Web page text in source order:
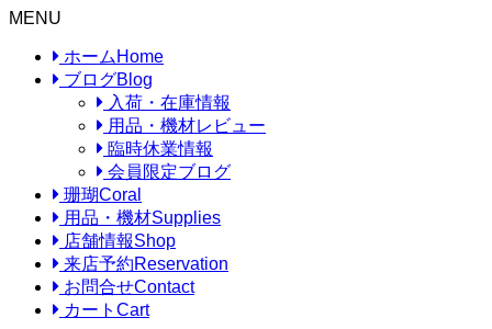
MENU
ホーム Home
ブログBlog
入荷・在庫情報
用品・機材レビュー
臨時休業情報
会員限定ブログ
珊瑚Coral
用品・機材Supplies
店舗情報Shop
来店予約Reservation
お問合せContact
カート Cart